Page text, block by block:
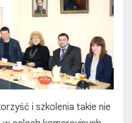
i szkolenia takie nie